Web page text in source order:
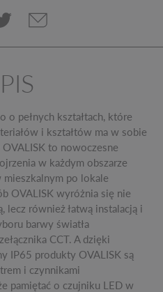
o pełnych kształtach, które
i kształtów ma w sobie
to nowoczesne
w każdym obszarze
po lokale
OVALISK wyróżnia się nie
również łatwą instalacją i
barwy światła
CCT. A dzięki
IP65 produkty OVALISK są
i czynnikami
pamiętać o czujniku LED w